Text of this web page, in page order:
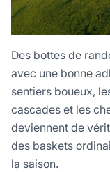
Des bottes de
avec une bonne
sentiers boueux,
cascades et les
deviennent de
des baskets
la saison.